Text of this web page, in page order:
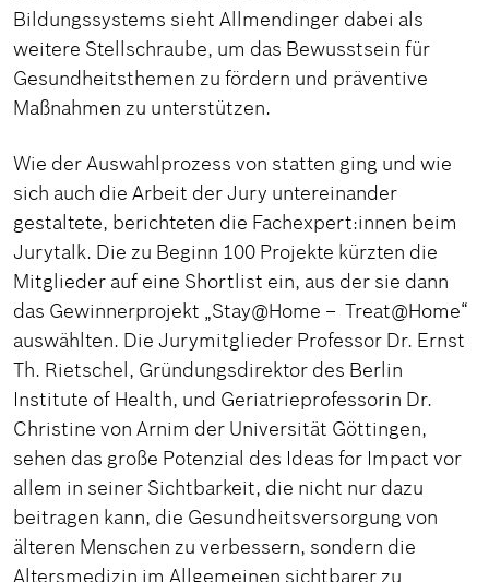
Bildungssystems sieht Allmendinger dabei als
weitere Stellschraube, um das Bewusstsein für
Gesundheitsthemen zu fördern und präventive
Maßnahmen zu unterstützen.
Wie der Auswahlprozess von statten ging und wie
sich auch die Arbeit der Jury untereinander
gestaltete, berichteten die Fachexpert:innen beim
Jurytalk. Die zu Beginn 100 Projekte kürzten die
Mitglieder auf eine Shortlist ein, aus der sie dann
das Gewinnerprojekt „Stay@Home – Treat@Home“
auswählten. Die Jurymitglieder Professor Dr. Ernst
Th. Rietschel, Gründungsdirektor des Berlin
Institute of Health, und Geriatrieprofessorin Dr.
Christine von Arnim der Universität Göttingen,
sehen das große Potenzial des Ideas for Impact vor
allem in seiner Sichtbarkeit, die nicht nur dazu
beitragen kann, die Gesundheitsversorgung von
älteren Menschen zu verbessern, sondern die
Altersmedizin im Allgemeinen sichtbarer zu